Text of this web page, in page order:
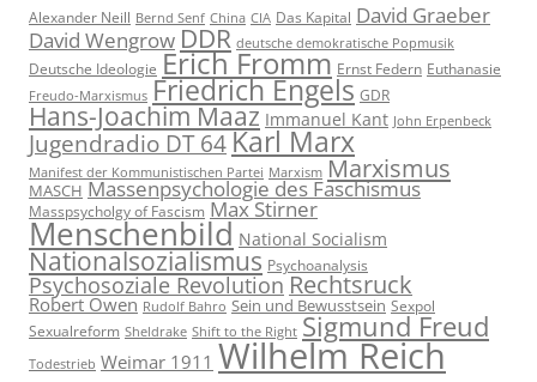
Alexander Neill Bernd Senf China CIA Das Kapital David Graeber
David Wengrow DDR deutsche demokratische Popmusik
Deutsche Ideologie Erich Fromm Ernst Federn Euthanasie
Freudo-Marxismus Friedrich Engels GDR
Hans-Joachim Maaz Immanuel Kant John Erpenbeck
Jugendradio DT 64Karl Marx
Manifest der Kommunistischen Partei Marxism Marxismus
MASCH Massenpsychologie des Faschismus
Masspsycholgy of Fascism Max Stirner
Menschenbild National Socialism
Nationalsozialismus Psychoanalysis
Psychosoziale Revolution Rechtsruck
Robert Owen Rudolf Bahro Sein und Bewusstsein Sexpol
Sexualreform Sheldrake Shift to the Right Sigmund Freud
Todestrieb Weimar 1911 Wilhelm Reich